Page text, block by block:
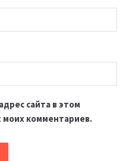
сайта в этом
комментариев.